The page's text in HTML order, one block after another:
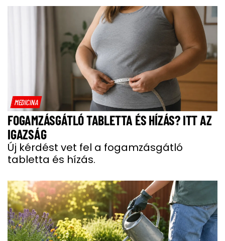
MEDICINA
FOGAMZÁSGÁTLÓ TABLETTA ÉS HÍZÁS? ITT AZ
IGAZSÁG
Új kérdést vet fel a fogamzásgátló
tabletta és hízás.